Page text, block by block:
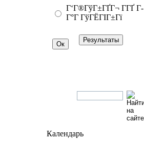
Г‘Г®ГўГ±ГҐГ¬ Г­ГҐ Г­
Г°Г ГўГЁГІГ±Гї
Календарь